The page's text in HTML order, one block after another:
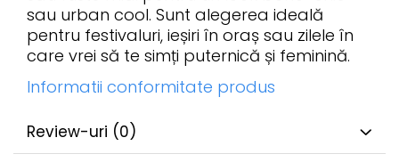
sau urban cool. Sunt alegerea ideală
pentru festivaluri, ieșiri în oraș sau zilele în
care vrei să te simți puternică și feminină.
Informatii conformitate produs
Review-uri (0)